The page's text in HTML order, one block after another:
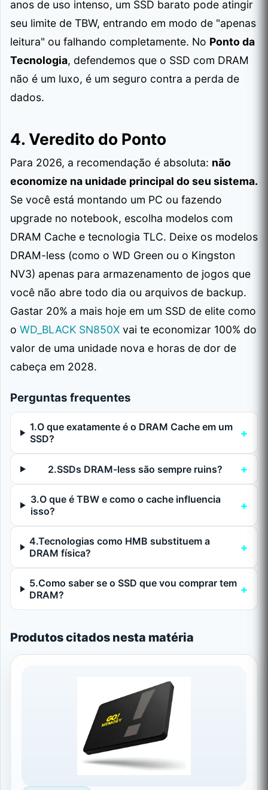
anos de uso intenso, um SSD barato pode atingir
seu limite de TBW, entrando em modo de "apenas
leitura" ou falhando completamente. No Ponto da
Tecnologia, defendemos que o SSD com DRAM
não é um luxo, é um seguro contra a perda de
dados.
4. Veredito do Ponto
Para 2026, a recomendação é absoluta: não
economize na unidade principal do seu sistema.
Se você está montando um PC ou fazendo
upgrade no notebook, escolha modelos com
DRAM Cache e tecnologia TLC. Deixe os modelos
DRAM-less (como o WD Green ou o Kingston
NV3) apenas para armazenamento de jogos que
você não abre todo dia ou arquivos de backup.
Gastar 20% a mais hoje em um SSD de elite como
o WD_BLACK SN850X vai te economizar 100% do
valor de uma unidade nova e horas de dor de
cabeça em 2028.
Perguntas frequentes
1.O que exatamente é o DRAM Cache em um
SSD?
2.SSDs DRAM-less são sempre ruins?
3.O que é TBW e como o cache influencia
isso?
4.Tecnologias como HMB substituem a
DRAM física?
5.Como saber se o SSD que vou comprar tem
DRAM?
Produtos citados nesta matéria